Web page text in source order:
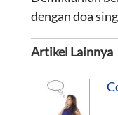
dengan doa
Artikel Lainnya